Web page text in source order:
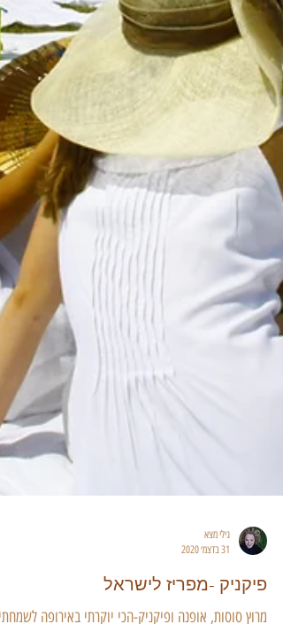
31 בדצמ׳ 2020
פיקניק -מפריז לישראל